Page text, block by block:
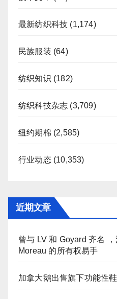
最新纺织科技 (1,174)
民族服装 (64)
纺织知识 (182)
纺织科技杂志 (3,709)
纽约期棉 (2,585)
行业动态(10,353)
近期文章
曾与 LV 和 Goyard 齐名
Moreau 的所有权易手
加拿大鹅出售旗下功能性